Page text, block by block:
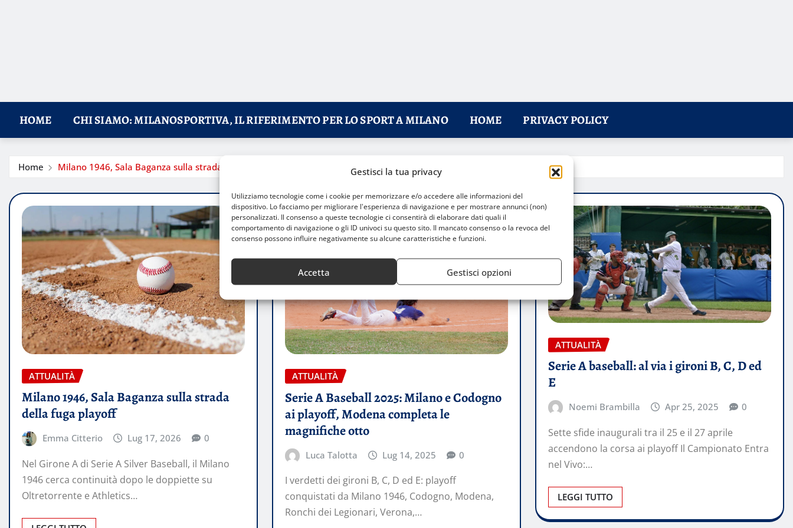
Gestisci la tua privacy
Utilizziamo tecnologie come i cookie per memorizzare e/o accedere alle informazioni del
dispositivo. Lo facciamo per migliorare l'esperienza di navigazione e per mostrare annunci (non)
personalizzati. Il consenso a queste tecnologie ci consentirà di elaborare dati quali il
comportamento di navigazione o gli ID univoci su questo sito. Il mancato consenso o la revoca del
consenso possono influire negativamente su alcune caratteristiche e funzioni.
Accetta Gestisci opzioni
HOME CHI SIAMO: MILANOSPORTIVA, IL RIFERIMENTO PER LO SPORT A MILANO HOME PRIVACY POLICY
Home Milano 1946, Sala Baganza sulla strada della fuga playoff
ATTUALITÀ
Milano 1946, Sala Baganza sulla strada
della fuga playoff
Emma Citterio Lug 17, 2026 0
Nel Girone A di Serie A Silver Baseball, il Milano
1946 cerca continuità dopo le doppiette su
Oltretorrente e Athletics…
ATTUALITÀ
Serie A Baseball 2025: Milano e Codogno
ai playoff, Modena completa le
magnifiche otto
Luca Talotta Lug 14, 2025 0
I verdetti dei gironi B, C, D ed E: playoff
conquistati da Milano 1946, Codogno, Modena,
Ronchi dei Legionari, Verona,…
ATTUALITÀ
Serie A baseball: al via i gironi B, C, D ed
E
Noemi Brambilla Apr 25, 2025 0
Sette sfide inaugurali tra il 25 e il 27 aprile
accendono la corsa ai playoff Il Campionato Entra
nel Vivo:…
LEGGI TUTTO